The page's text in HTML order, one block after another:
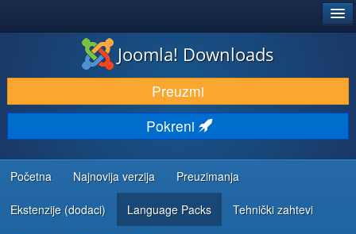
PREUZIMANJE I PROŠIRENJA (EKSTENZIJE)
OTKRIJTE I NAUČITE
ZAJEDNICA I PODRŠKA
RESURSI ZA RAZVOJ
Joomla! Downloads
Preuzmi
Pokreni
Početna Najnovija verzija Preuzimanja
Ekstenzije (dodaci) Language Packs Tehnički zahtevi